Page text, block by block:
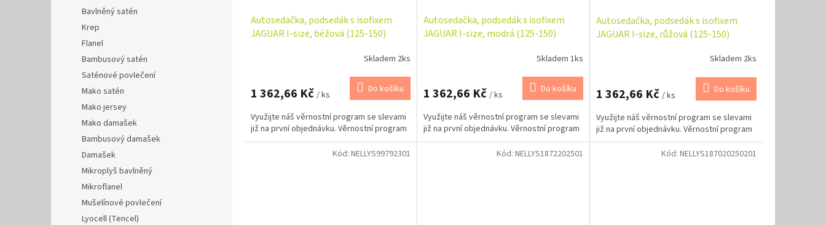
Bavlněný satén
Krep
Flanel
Bambusový satén
Saténové povlečení
Mako satén
Mako jersey
Mako damašek
Bambusový damašek
Damašek
Mikroplyš bavlněný
Mikroflanel
Mušelínové povlečení
Lyocell (Tencel)
Autosedačka, podsedák s isofixem
JAGUAR I-size, béžová (125-150)
Skladem 2ks
1 362,66 Kč / ks Do košíku
Využijte náš věrnostní program se slevami
již na první objednávku. Věrnostní program
Autosedačka, podsedák s isofixem
JAGUAR I-size, modrá (125-150)
Skladem 1ks
1 362,66 Kč / ks Do košíku
Využijte náš věrnostní program se slevami
již na první objednávku. Věrnostní program
Autosedačka, podsedák s isofixem
JAGUAR I-size, růžová (125-150)
Skladem 2ks
1 362,66 Kč / ks Do košíku
Využijte náš věrnostní program se slevami
již na první objednávku. Věrnostní program
Kód: NELLYS99792301 Kód: NELLYS1872202501 Kód: NELLYS187020250201